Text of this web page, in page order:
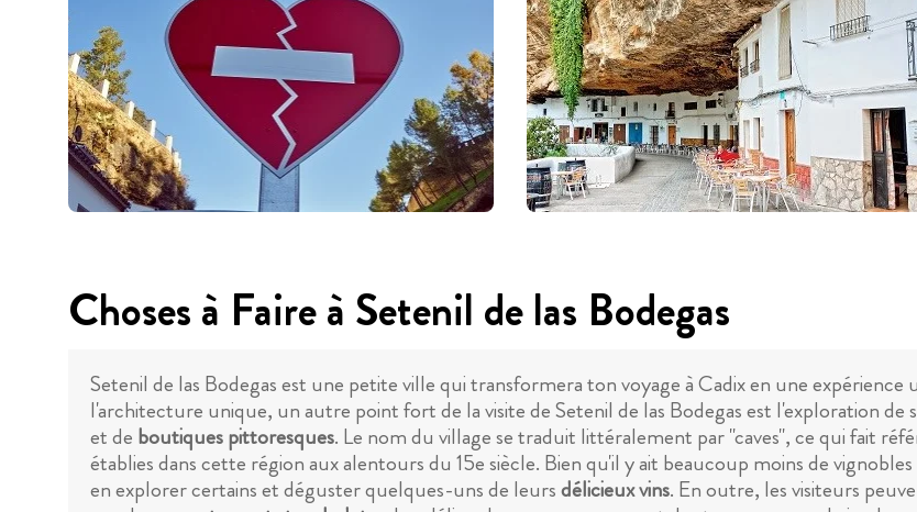
Choses à Faire à Setenil de las Bodegas
Setenil de las Bodegas est une petite ville qui transformera ton voyage à Cadix en une
l'architecture unique, un autre point fort de la visite de Setenil de las Bodegas est l'exploration de
et de boutiques pittoresques. Le nom du village se traduit littéralement par "caves", ce qui fait
établies dans cette région aux alentours du 15e siècle. Bien qu'il y ait beaucoup moins de
en explorer certains et déguster quelques-uns de leursdélicieux vins. En outre, les visiteurs